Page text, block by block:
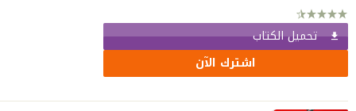
تحميل الكتاب
اشترك الآن